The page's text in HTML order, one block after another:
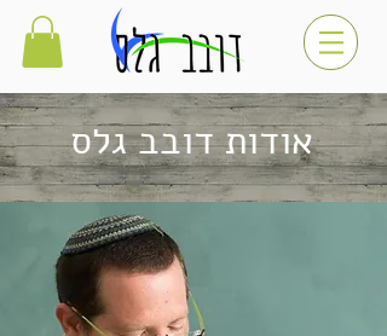
אודות דובב גלס